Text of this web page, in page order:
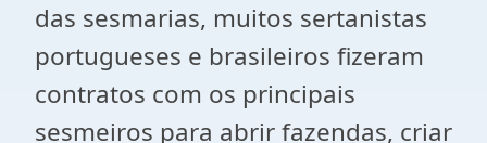
das sesmarias, muitos sertanistas
portugueses e brasileiros fizeram
contratos com os principais
sesmeiros para abrir fazendas, criar